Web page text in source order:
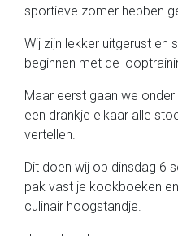
sportieve zomer hebben
Wij zijn lekker uitgerust en
beginnen met de
Maar eerst gaan we
een drankje elkaar alle
vertellen.
Dit doen wij op dinsdag 6
pak vast je kookboeken
culinair hoogstandje.